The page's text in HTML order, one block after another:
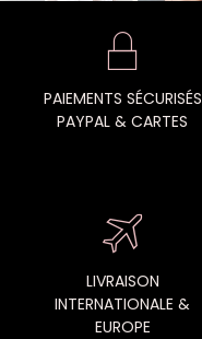
PAIEMENTS SÉCURISÉS
PAYPAL & CARTES
LIVRAISON
INTERNATIONALE &
EUROPE